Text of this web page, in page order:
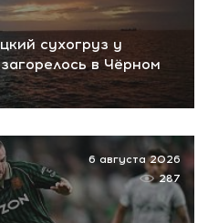
сухогруз у
в Чёрном
6 августа 2026
287